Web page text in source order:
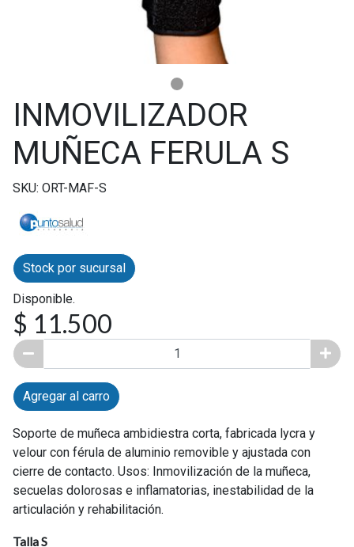
INMOVILIZADOR
MUÑECA FERULA S
SKU: ORT-MAF-S
Stock por sucursal
Disponible.
$ 11.500
Agregar al carro
Soporte de muñeca ambidiestra corta, fabricada lycra y
velour con férula de aluminio removible y ajustada con
cierre de contacto. Usos: Inmovilización de la muñeca,
secuelas dolorosas e inflamatorias, inestabilidad de la
articulación y rehabilitación.
Talla S